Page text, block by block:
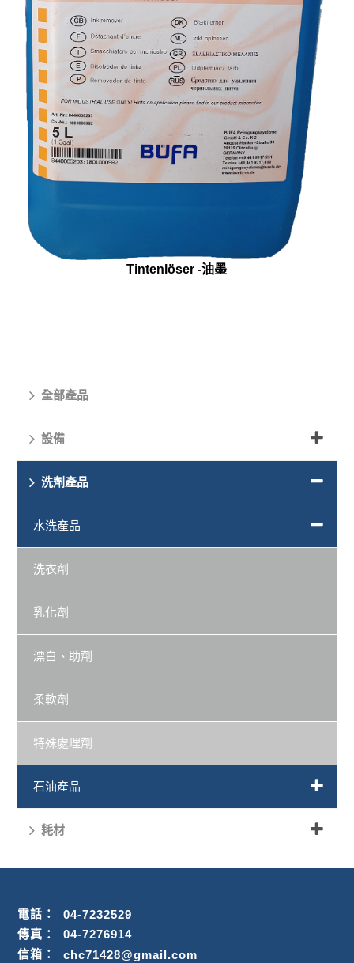
Tintenlöser -油墨
全部產品
設備
洗劑產品
水洗產品
洗衣劑
乳化劑
漂白、助劑
柔軟劑
特殊處理劑
石油產品
耗材
電話：
04-7232529
傳真：
04-7276914
信箱：
chc71428@gmail.com